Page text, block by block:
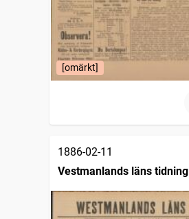
[omärkt]
1886-02-11
Vestmanlands läns tidning